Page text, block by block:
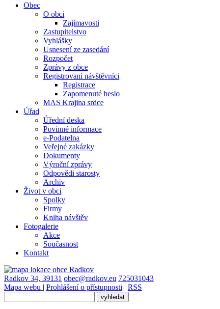
Obec
O obci
Zajímavosti
Zastupitelstvo
Vyhlášky
Usnesení ze zasedání
Rozpočet
Zprávy z obce
Registrovaní návštěvníci
Registrace
Zapomenuté heslo
MAS Krajina srdce
Úřad
Úřední deska
Povinné informace
e-Podatelna
Veřejné zakázky
Dokumenty
Výroční zprávy
Odpovědi starosty
Archiv
Život v obci
Spolky
Firmy
Kniha návštěv
Fotogalerie
Akce
Současnost
Kontakt
Radkov 34, 39131 obec@radkov.eu 725031043
Mapa webu | Prohlášení o přístupnosti | RSS